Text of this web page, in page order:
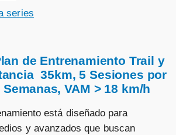
series
de Entrenamiento Trail y
35km, 5 Sesiones por
VAM > 18 km/h
está diseñado para
y avanzados que buscan